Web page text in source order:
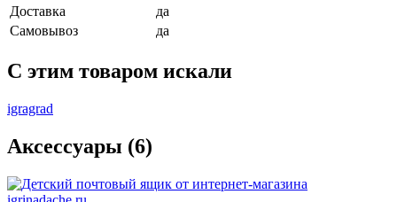
Доставка
да
Самовывоз
да
C этим товаром искали
igragrad
Аксессуары (6)